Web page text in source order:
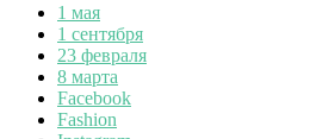
1 мая
1 сентября
23 февраля
8 марта
Facebook
Fashion